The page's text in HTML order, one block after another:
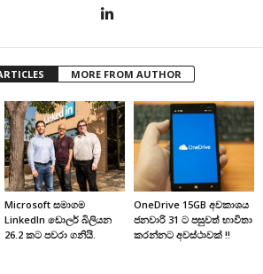
MORE FROM AUTHOR
Microsoft සමාගම
LinkedIn ඩොලර් බිලියන
26.2 කට පවරා ගනියි.
OneDrive 15GB අවකාශය
ජනවාරි 31 ට පසුවත් භාවිතා
කරන්නට අවස්ථාවක් !!